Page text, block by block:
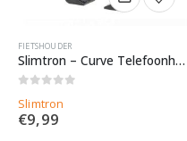
FIETSHOUDER
Slimtron – Curve Telefoonhouder voor fiets – Fietshouder
Slimtron
€9,99